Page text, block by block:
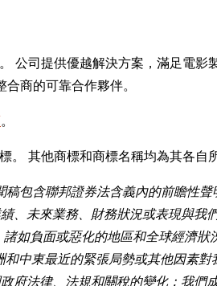
公司提供優越解決方案，滿足電
商的可靠合作夥伴。
。
其他商標和商標名稱均為其各自所
包含聯邦證券法含義內的前瞻性
、未來業務、財務狀況或表現與
如負面或惡化的地區和全球經濟
中東最近的緊張局勢或其他因素
府法律、法規和關稅的變化；我